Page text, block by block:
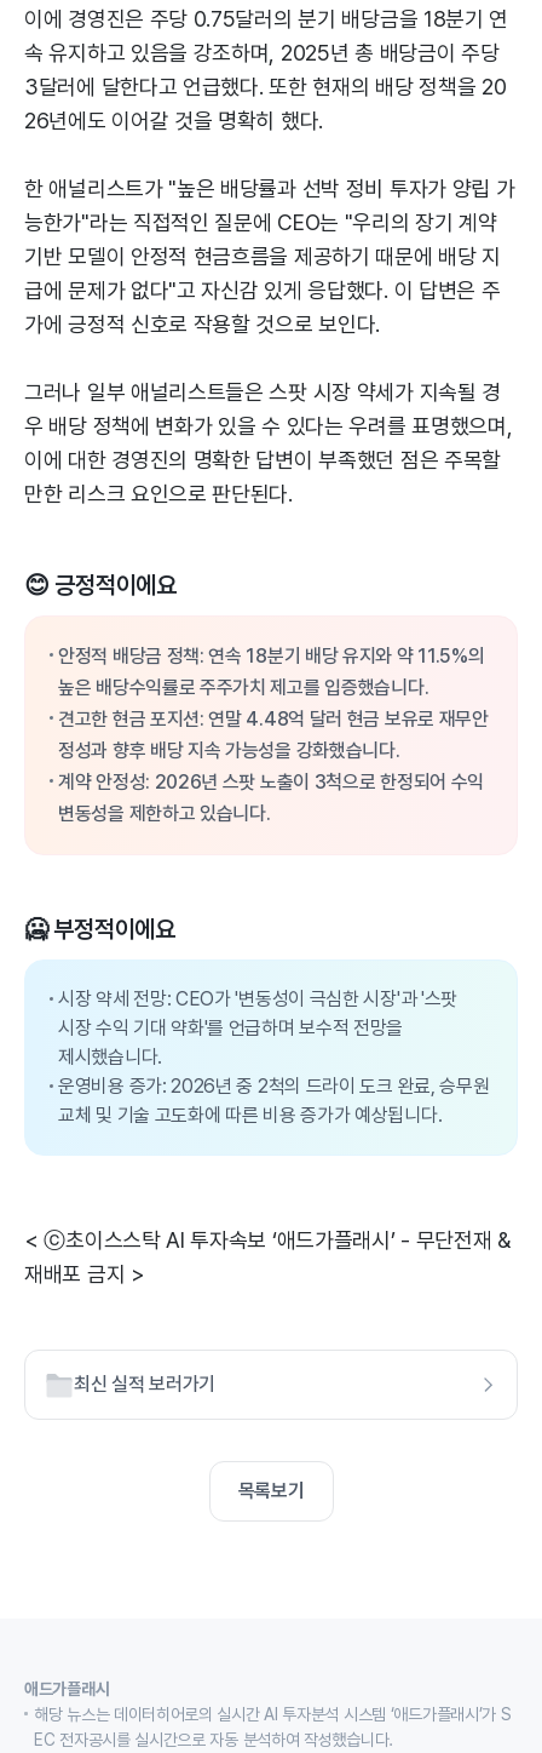
이에 경영진은 주당 0.75달러의 분기 배당금을 18분기 연
속 유지하고 있음을 강조하며, 2025년 총 배당금이 주당
3달러에 달한다고 언급했다. 또한 현재의 배당 정책을 20
26년에도 이어갈 것을 명확히 했다.
한 애널리스트가 "높은 배당률과 선박 정비 투자가 양립 가
능한가"라는 직접적인 질문에 CEO는 "우리의 장기 계약
기반 모델이 안정적 현금흐름을 제공하기 때문에 배당 지
급에 문제가 없다"고 자신감 있게 응답했다. 이 답변은 주
가에 긍정적 신호로 작용할 것으로 보인다.
그러나 일부 애널리스트들은 스팟 시장 약세가 지속될 경
우 배당 정책에 변화가 있을 수 있다는 우려를 표명했으며,
이에 대한 경영진의 명확한 답변이 부족했던 점은 주목할
만한 리스크 요인으로 판단된다.
😊 긍정적이에요
안정적 배당금 정책: 연속 18분기 배당 유지와 약 11.5%의
높은 배당수익률로 주주가치 제고를 입증했습니다.
견고한 현금 포지션: 연말 4.48억 달러 현금 보유로 재무안
정성과 향후 배당 지속 가능성을 강화했습니다.
계약 안정성: 2026년 스팟 노출이 3척으로 한정되어 수익
변동성을 제한하고 있습니다.
🥶 부정적이에요
시장 약세 전망: CEO가 '변동성이 극심한 시장'과 '스팟
시장 수익 기대 약화'를 언급하며 보수적 전망을
제시했습니다.
운영비용 증가: 2026년 중 2척의 드라이 도크 완료, 승무원
교체 및 기술 고도화에 따른 비용 증가가 예상됩니다.
< ⓒ초이스스탁 AI 투자속보 ‘애드가플래시’ - 무단전재 &
재배포 금지 >
최신 실적 보러가기
목록보기
애드가플래시
해당 뉴스는 데이터히어로의 실시간 AI 투자분석 시스템 ‘애드가플래시’가 S
EC 전자공시를 실시간으로 자동 분석하여 작성했습니다.